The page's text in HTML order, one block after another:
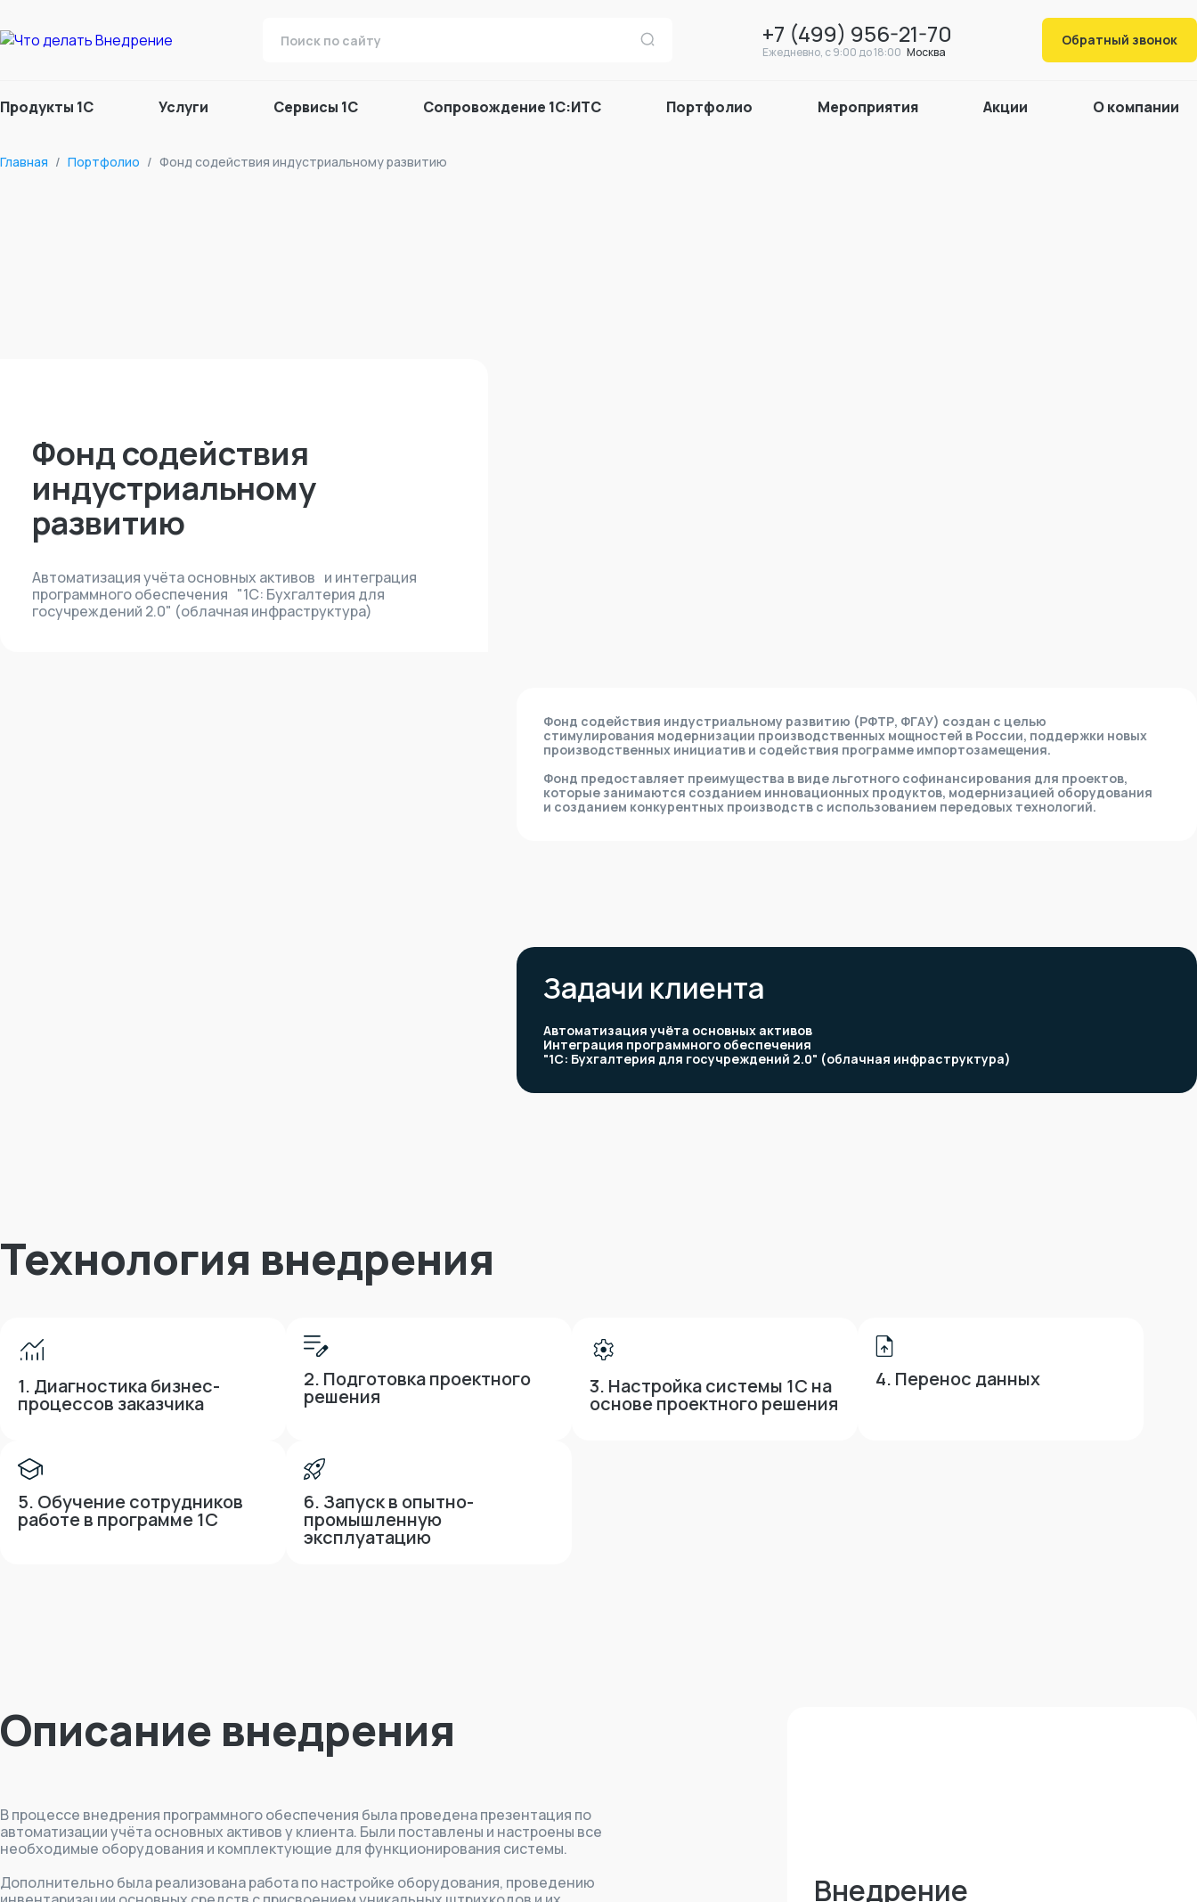
+7 (499) 956-21-70
Ежедневно, c 9:00 до 18:00 Москва
Обратный звонок
Продукты 1С Услуги Сервисы 1С Сопровождение 1С:ИТС Портфолио Мероприятия Акции О компании
Главная / Портфолио / Фонд содействия индустриальному развитию
Фонд содействия
индустриальному
развитию
Автоматизация учёта основных активов и интеграция
программного обеспечения "1С: Бухгалтерия для
госучреждений 2.0" (облачная инфраструктура)
Фонд содействия индустриальному развитию (РФТР, ФГАУ) создан с целью
стимулирования модернизации производственных мощностей в России, поддержки новых
производственных инициатив и содействия программе импортозамещения.
Фонд предоставляет преимущества в виде льготного софинансирования для проектов,
которые занимаются созданием инновационных продуктов, модернизацией оборудования
и созданием конкурентных производств с использованием передовых технологий.
Задачи клиента
Автоматизация учёта основных активов
Интеграция программного обеспечения
"1С: Бухгалтерия для госучреждений 2.0" (облачная инфраструктура)
Технология внедрения
1. Диагностика бизнес-
процессов заказчика
2. Подготовка проектного
решения 3. Настройка системы 1С на
основе проектного решения
4. Перенос данных
5. Обучение сотрудников
работе в программе 1С
6. Запуск в опытно-
промышленную
эксплуатацию
Описание внедрения
В процессе внедрения программного обеспечения была проведена презентация по
автоматизации учёта основных активов у клиента. Были поставлены и настроены все
необходимые оборудования и комплектующие для функционирования системы.
Дополнительно была реализована работа по настройке оборудования, проведению
Внедрение